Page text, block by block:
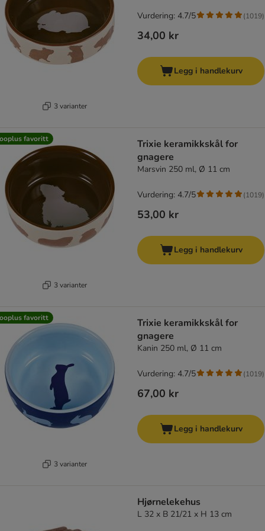
3 varianter
34,00 kr
Vurdering: 4.7/5 (1019)
Legg i handlekurv
favoritt
3 varianter
Trixie keramikkskål for
gnagere
Marsvin 250 ml, Ø 11 cm
53,00 kr
Vurdering: 4.7/5 (1019)
Legg i handlekurv
favoritt
3 varianter
Trixie keramikkskål for
gnagere
Kanin 250 ml, Ø 11 cm
67,00 kr
Vurdering: 4.7/5 (1019)
Legg i handlekurv
Hjørnelekehus
L 32 x B 21/21 x H 13 cm